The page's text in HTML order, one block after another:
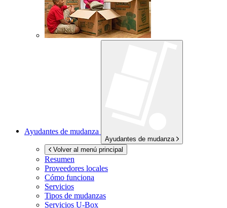
Ayudantes de mudanza
Ayudantes de mudanza
Volver al menú principal
Resumen
Proveedores locales
Cómo funciona
Servicios
Tipos de mudanzas
Servicios U-Box